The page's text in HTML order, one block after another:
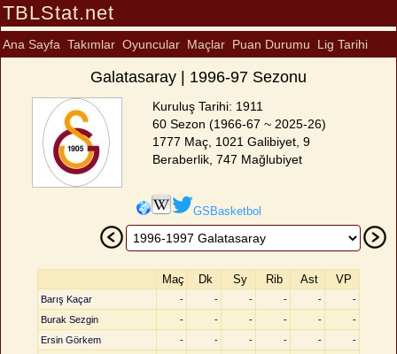
TBLStat.net
Ana Sayfa Takımlar Oyuncular Maçlar Puan Durumu Lig Tarihi
Galatasaray | 1996-97 Sezonu
Kuruluş Tarihi: 1911
60 Sezon (1966-67 ~ 2025-26)
1777 Maç, 1021 Galibiyet, 9
Beraberlik, 747 Mağlubiyet
GSBasketbol
Maç Dk Sy Rib Ast VP
Barış Kaçar - - - - -
-
Burak Sezgin
- - - - -
-
Ersin Görkem
- - - - -
-